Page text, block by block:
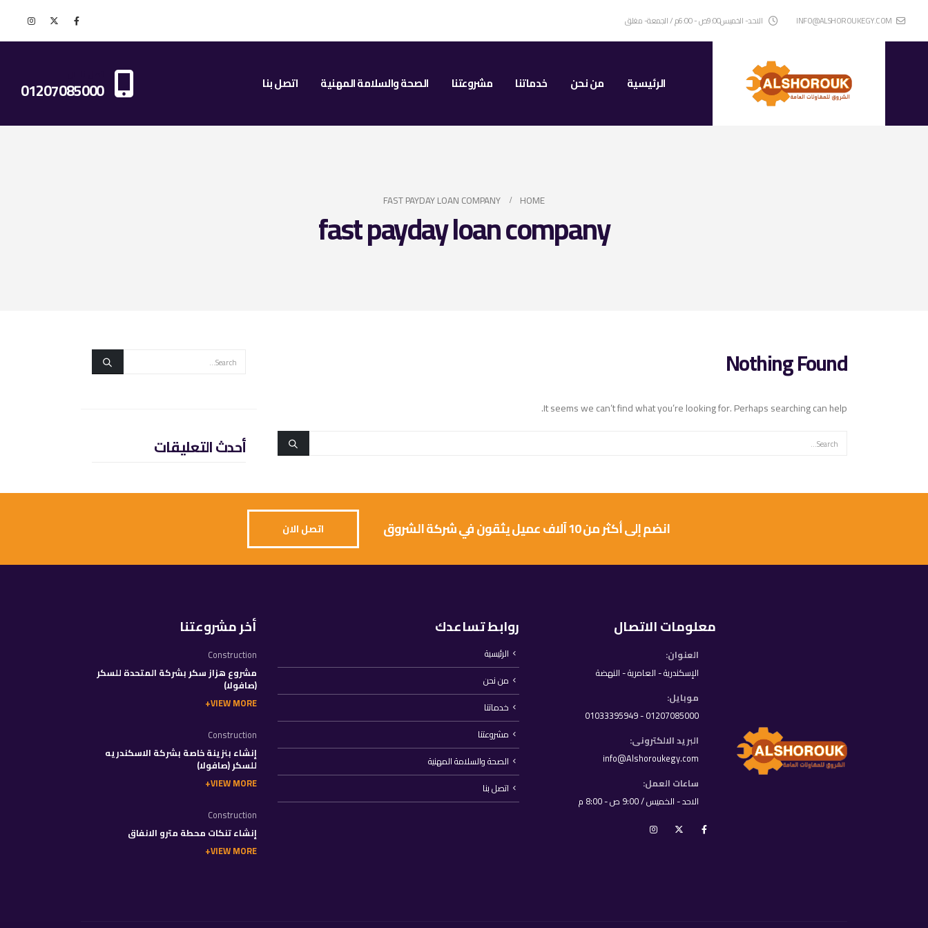
INFO@ALSHOROUKEGY.COM الاحد- الخميس9:00ص - 6:00م / الجمعة- مغلق
الرئيسية من نحن خدماتنا مشروعتنا الصحة والسلامة المهنية اتصل بنا 01207085000
HOME
FAST PAYDAY LOAN COMPANY
fast payday loan company
Nothing Found
It seems we can’t find what you’re looking for. Perhaps searching can help.
أحدث التعليقات
انضم إلى أكثر من 10 آلاف عميل يثقون في شركة الشروق اتصل الان
معلومات الاتصال
العنوان:
الإسكندرية - العامرية - النهضة
موبايل:
01207085000 - 01033395949
البريد الالكترونى:
info@Alshoroukegy.com
ساعات العمل:
الاحد - الخميس / 9:00 ص - 8:00 م
روابط تساعدك
الرئيسية
من نحن
خدماتنا
مشروعتنا
الصحة والسلامة المهنية
اتصل بنا
أخر مشروعتنا
Construction
مشروع هزاز سكر بشركة المتحدة للسكر
(صافولا)
VIEW MORE
Construction
إنشاء بنزينة خاصة بشركة الاسكندريه
للسكر (صافولا)
VIEW MORE
Construction
إنشاء تنكات محطة مترو الانفاق
VIEW MORE